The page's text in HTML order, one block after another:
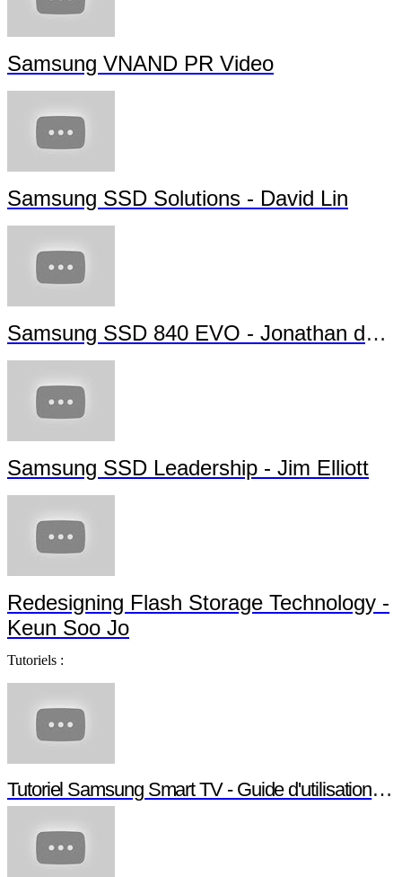
Samsung VNAND PR Video
Samsung SSD Solutions - David Lin
Samsung SSD 840 EVO - Jonathan da
Samsung SSD Leadership - Jim Elliott
Redesigning Flash Storage Technology -
Keun Soo Jo
Tutoriels :
Tutoriel Samsung Smart TV - Guide d'utilisation